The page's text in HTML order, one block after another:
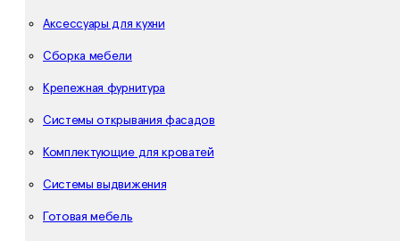
Аксессуары для кухни
Сборка мебели
Крепежная фурнитура
Системы открывания фасадов
Комплектующие для кроватей
Системы выдвижения
Готовая мебель